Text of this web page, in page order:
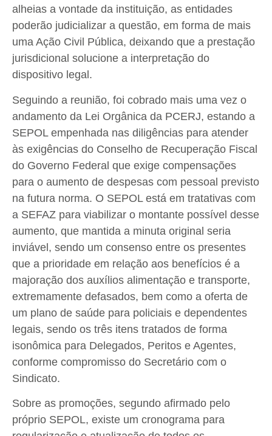
alheias a vontade da instituição, as entidades
poderão judicializar a questão, em forma de mais
uma Ação Civil Pública, deixando que a prestação
jurisdicional solucione a interpretação do
dispositivo legal.
Seguindo a reunião, foi cobrado mais uma vez o
andamento da Lei Orgânica da PCERJ, estando a
SEPOL empenhada nas diligências para atender
às exigências do Conselho de Recuperação Fiscal
do Governo Federal que exige compensações
para o aumento de despesas com pessoal previsto
na futura norma. O SEPOL está em tratativas com
a SEFAZ para viabilizar o montante possível desse
aumento, que mantida a minuta original seria
inviável, sendo um consenso entre os presentes
que a prioridade em relação aos benefícios é a
majoração dos auxílios alimentação e transporte,
extremamente defasados, bem como a oferta de
um plano de saúde para policiais e dependentes
legais, sendo os três itens tratados de forma
isonômica para Delegados, Peritos e Agentes,
conforme compromisso do Secretário com o
Sindicato.
Sobre as promoções, segundo afirmado pelo
próprio SEPOL, existe um cronograma para